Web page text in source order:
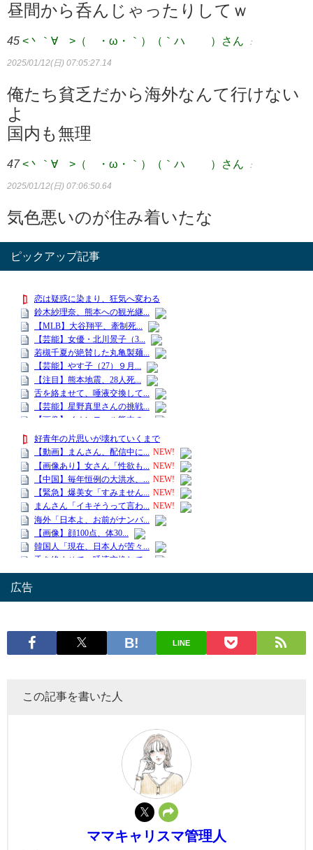
昼間から呑んじゃったりしてｗ
45 <丶｀∀´>（´・ω・｀）（｀ハ´ ）さん ：
2025/01/12(日) 07:05:27.14
俺たち貧乏だから海外なんて行けない
よ
国内も無理
47 <丶｀∀´>（´・ω・｀）（｀ハ´ ）さん ：
2025/01/12(日) 07:06:50.64
気色悪いのが住み着いたな
ピックアップ記事
広告
LINE
この記事を書いた人
ママキャリスマ管理人